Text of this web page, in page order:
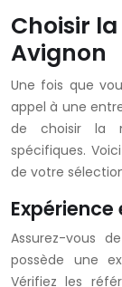
Choisir
Avignon
Une fois que
appel à une
de choisir la
spécifiques.
de votre
Assurez-vous
possède une
Vérifiez les